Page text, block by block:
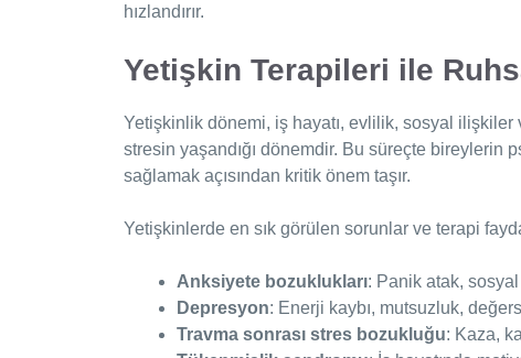
hızlandırır.
Yetişkin Terapileri ile
Yetişkinlik dönemi, iş hayatı, evlilik, sosyal
stresin yaşandığı dönemdir. Bu süreçte bireylerin
sağlamak açısından kritik önem taşır.
Yetişkinlerde en sık görülen sorunlar ve terapi
Anksiyete bozuklukları: Panik atak,
Depresyon: Enerji kaybı, mutsuzluk,
Travma sonrası stres bozukluğu: Kaza,